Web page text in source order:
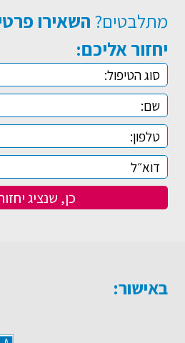
מתלבטים? השאירו
יחזור אליכם:
באישור: